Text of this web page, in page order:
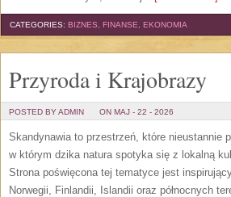
CATEGORIES: BIZNES, FINANSE, EKONOMIA
Przyroda i Krajobrazy
POSTED BY ADMIN ON MAJ - 22 - 2026
Skandynawia to przestrzeń, które nieustannie
w którym dzika natura spotyka się z lokalną
Strona poświęcona tej tematyce jest
Norwegii, Finlandii, Islandii oraz północnych